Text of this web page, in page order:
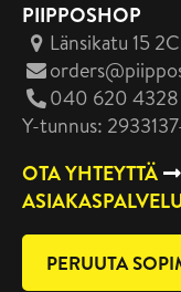
PIIPPOSHOP
Länsikatu 15
040 620 4328
Y-tunnus:
OTA YHTEYTTÄ
PERUUTA